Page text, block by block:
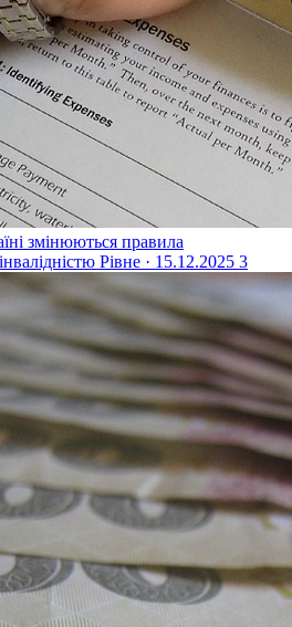
змінюються правила
Рівне · 15.12.2025 3